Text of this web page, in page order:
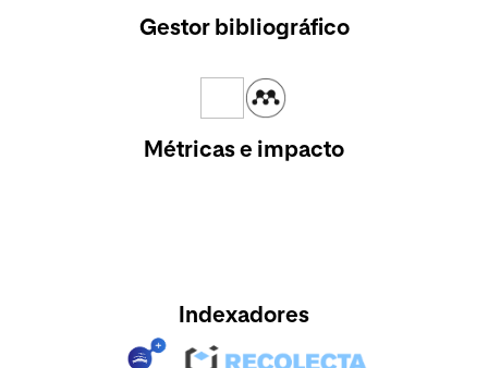
Gestor bibliográfico
Métricas e impacto
Indexadores